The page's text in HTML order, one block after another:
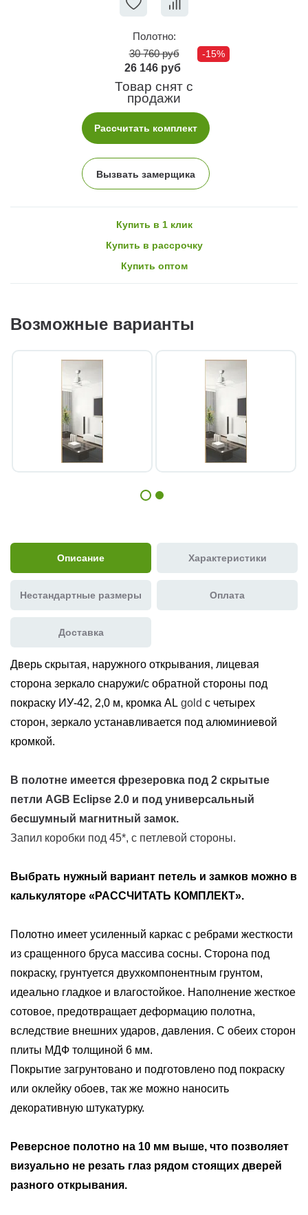
Полотно:
30 760 руб
-15%
26 146 руб
Товар снят с
продажи
Рассчитать комплект
Вызвать замерщика
Купить в 1 клик
Купить в рассрочку
Купить оптом
Возможные варианты
Описание Характеристики
Нестандартные размеры Оплата
Доставка
Дверь скрытая, наружного открывания, лицевая
сторона зеркало снаружи/с обратной стороны под
покраску ИУ-42, 2,0 м, кромка AL gold с четырех
сторон, зеркало устанавливается под алюминиевой
кромкой.
В полотне имеется фрезеровка под 2 скрытые
петли AGB Eclipse 2.0 и под универсальный
бесшумный магнитный замок.
Запил коробки под 45*, с петлевой стороны.
Выбрать нужный вариант петель и замков можно в
калькуляторе «РАССЧИТАТЬ КОМПЛЕКТ».
Полотно имеет усиленный каркас с ребрами жесткости
из сращенного бруса массива сосны. Сторона под
покраску, грунтуется двухкомпонентным грунтом,
идеально гладкое и влагостойкое. Наполнение жесткое
сотовое, предотвращает деформацию полотна,
вследствие внешних ударов, давления. С обеих сторон
плиты МДФ толщиной 6 мм.
Покрытие загрунтовано и подготовлено под покраску
или оклейку обоев, так же можно наносить
декоративную штукатурку.
Реверсное полотно на 10 мм выше, что позволяет
визуально не резать глаз рядом стоящих дверей
разного открывания.